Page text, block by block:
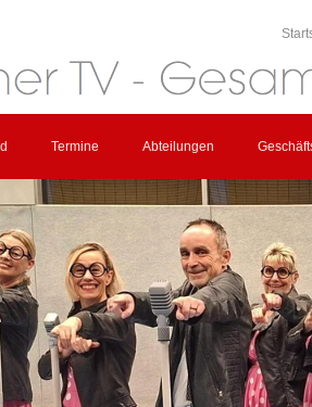
Termine Abteilungen